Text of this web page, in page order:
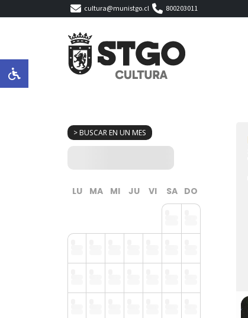
cultura@munistgo.cl 800203011
> BUSCAR EN UN MES
LU MA MI JU VI SA DO